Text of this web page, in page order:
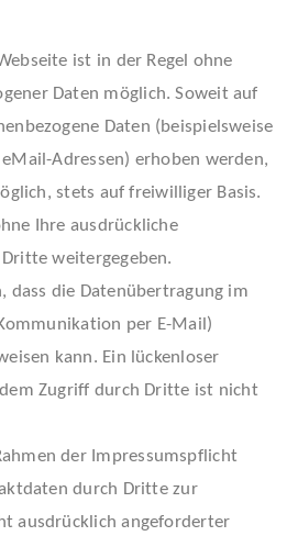
ist in der Regel ohne
Daten möglich. Soweit auf
Daten (beispielsweise
Adressen) erhoben werden,
stets auf freiwilliger Basis.
Ihre ausdrückliche
weitergegeben.
dass die Datenübertragung im
per E-Mail)
kann. Ein lückenloser
Zugriff durch Dritte ist nicht
der Impressumspflicht
durch Dritte zur
ausdrücklich angeforderter